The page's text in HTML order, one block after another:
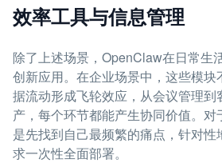
效率工具与信息管理
除了上述场景，OpenClaw在日常生
创新应用。在企业场景中，这些模块
据流动形成飞轮效应，从会议管理到
产，每个环节都能产生协同价值。
是先找到自己最频繁的痛点，针对性
求一次性全面部署。